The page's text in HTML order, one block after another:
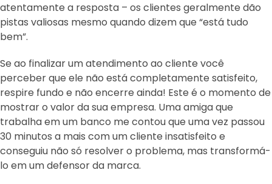
atentamente a resposta – os clientes geralmente dão
pistas valiosas mesmo quando dizem que “está tudo
bem”.
Se ao finalizar um atendimento ao cliente você
perceber que ele não está completamente satisfeito,
respire fundo e não encerre ainda! Este é o momento de
mostrar o valor da sua empresa. Uma amiga que
trabalha em um banco me contou que uma vez passou
30 minutos a mais com um cliente insatisfeito e
conseguiu não só resolver o problema, mas transformá-
lo em um defensor da marca.